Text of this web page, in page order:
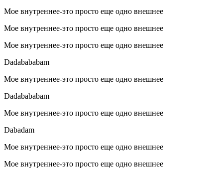
Мое внутреннее-это просто еще одно внешнее
Мое внутреннее-это просто еще одно внешнее
Мое внутреннее-это просто еще одно внешнее
Dadabababam
Мое внутреннее-это просто еще одно внешнее
Dadabababam
Мое внутреннее-это просто еще одно внешнее
Dabadam
Мое внутреннее-это просто еще одно внешнее
Мое внутреннее-это просто еще одно внешнее